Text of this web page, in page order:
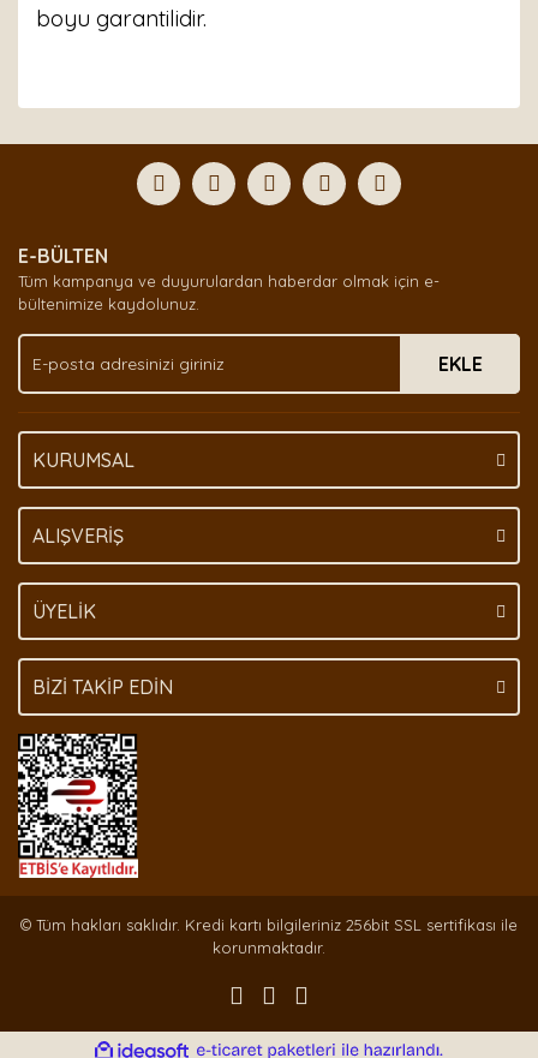
boyu garantilidir.
Yorum Yaz
formunu kullanarak tarafımıza iletebilirsiniz.
Görüş ve önerileriniz için teşekkür ederiz.
Ürün açıklamasında eksik bilgiler bulunuyor.
Ürün bilgilerinde hatalar bulunuyor.
Ürün fiyatı diğer sitelerden daha pahalı.
Bu ürüne benzer farklı alternatifler olmalı.
E-BÜLTEN
Tüm kampanya ve duyurulardan haberdar olmak için e-
bültenimize kaydolunuz.
EKLE
KURUMSAL
ALIŞVERİŞ
ÜYELİK
BİZİ TAKİP EDİN
© Tüm hakları saklıdır. Kredi kartı bilgileriniz 256bit SSL sertifikası ile
korunmaktadır.
ideasoft e-